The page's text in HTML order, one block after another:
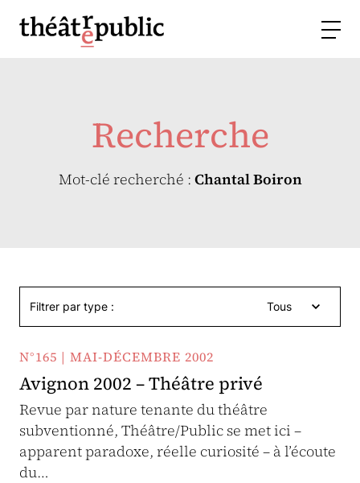
Recherche
Mot-clé recherché : Chantal Boiron
Filtrer par type : Tous
N°165 | MAI-DÉCEMBRE 2002
Avignon 2002 – Théâtre privé
Revue par nature tenante du théâtre
subventionné, Théâtre/Public se met ici –
apparent paradoxe, réelle curiosité – à l’écoute
du…